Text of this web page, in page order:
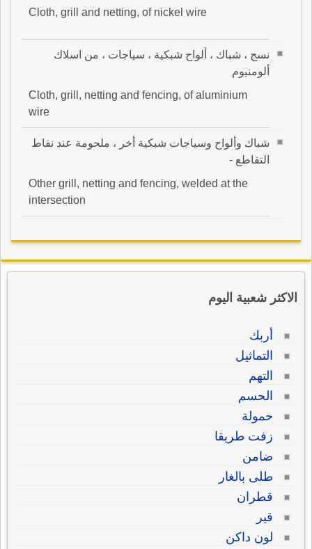
Cloth, grill and netting, of nickel wire
نسج ، شباك ، ألواح شبكية ، سياجات ، من اسلاك
ألومنيوم
Cloth, grill, netting and fencing, of aluminium
wire
شباك وألواح وسياجات شبكية أخر ، ملحومة عند نقاط
التقاطع -
Other grill, netting and fencing, welded at the
intersection
الاكثر شعبية اليوم
أربك
التماثيل
التهم
الحسم
حمولة
زفت طريقا
ضامن
طلى بالغار
قطران
قير
لون داكن